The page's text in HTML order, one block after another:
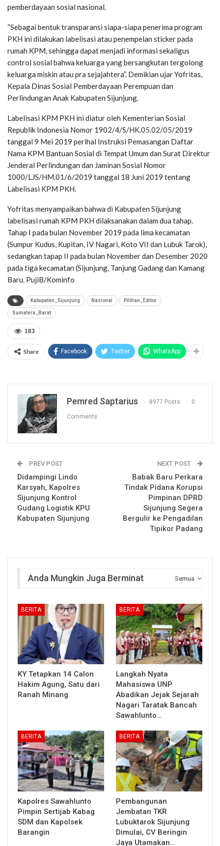
pemberdayaan sosial nasional.
“Sebagai bentuk transparansi siapa-siapa penerima program
PKH ini dilakukan labelisasi atau penempelan sticker pada
rumah KPM, sehingga dapat menjadi informasi sekaligus
control sosial bahwa keluarga yang bersangkutan tergolong
keluarga miskin atau pra sejajahtera”. Demikian ujar Yofritas,
Kepala Dinas Sosial Pemberdayaan Perempuan dan
Perlindungan Anak Kabupaten Sijunjung.
Labelisasi KPM PKH ini diatur oleh Kementerian Sosial
Republik Indonesia Nomor 1902/4/S/HK.05.02/05/2019
tanggal 9 Mei 2019 perihal Instruksi Pemasangan Daftar
Nama KPM Bantuan Sosial di Tempat Umum dan Surat Direktur
Jenderal Perlindungan dan Jaminan Sosial Nomor
1000/LJS/HM.01/6/2019 tanggal 18 Juni 2019 tentang
Labelisasi KPM PKH.
Yofritas menyampaikan bahwa di Kabupaten Sijunjung
labelisasi rumah KPM PKH dilaksanakan dalam dua tahap.
Tahap I pada bulan November 2019 pada lima kecamatan
(Sumpur Kudus, Kupitan, IV Nagari, Koto VII dan Lubuk Tarok),
sedangkan tapap II pada bulan November dan Desember 2020
pada tiga kecamatan (Sijunjung, Tanjung Gadang dan Kamang
Baru. PujiB/Kominfo
Kabupaten_Sijunjung Nasional Pilihan_Editor
Sumatera_Barat
183
Share Facebook Twitter WhatsApp
Pemred Saptarius 8977 Posts 0
Comments
PREV POST
Didampingi Lindo
Karsyah, Kapolres
Sijunjung Kontrol
Gudang Logistik KPU
Kabupaten Sijunjung
NEXT POST
Babak Baru Perkara
Tindak Pidana Korupsi
Pimpinan DPRD
Sijunjung Segera
Bergulir ke Pengadilan
Tipikor Padang
Semua
Anda Mungkin Juga Berminat
BERITA
KY Tetapkan 14 Calon
Hakim Agung, Satu dari
Ranah Minang
BERITA
Langkah Nyata
Mahasiswa UNP
Abadikan Jejak Sejarah
Nagari Taratak Bancah
Sawahlunto…
BERITA
Kapolres Sawahlunto
Pimpin Sertijab Kabag
SDM dan Kapolsek
Barangin
BERITA
Pembangunan
Jembatan TKR
Lubuktarok Sijunjung
Dimulai, CV Beringin
Jaya Utamakan…